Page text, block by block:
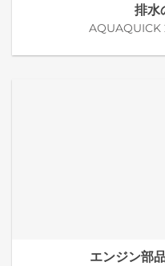
排水
AQUAQUICK
エンジン部